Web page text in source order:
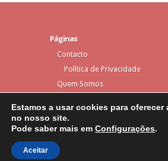
Páginas
Contacto
Política de Privacidade
Quem Somos
Elegant Themes|
WordPress
Estamos a usar cookies para oferecer
no nosso site.
Pode saber mais em Configurações.
Aceitar